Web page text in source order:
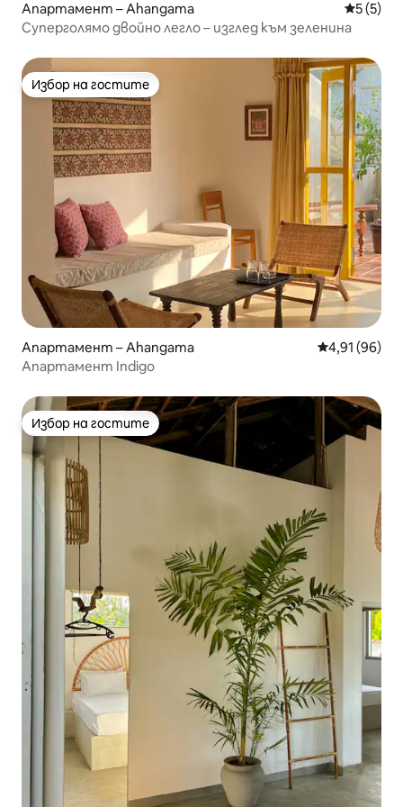
Апартамент – Ahangama Средна
5 (5)
Суперголямо двойно легло – изглед към зеленина
Избор на гостите
Избор на гостите
Апартамент – Ahangama Средна
4,91 (96)
Апартамент Indigo
Избор на гостите
Избор на гостите